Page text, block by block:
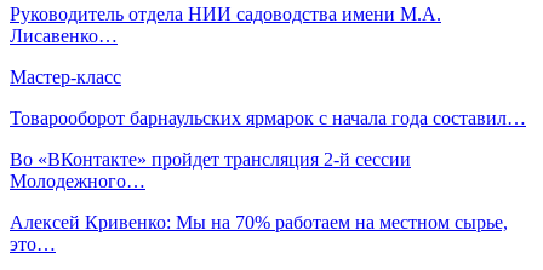
Руководитель отдела НИИ садоводства имени М.А.
Лисавенко…
Мастер-класс
Товарооборот барнаульских ярмарок с начала года составил…
Во «ВКонтакте» пройдет трансляция 2-й сессии
Молодежного…
Алексей Кривенко: Мы на 70% работаем на местном сырье,
это…